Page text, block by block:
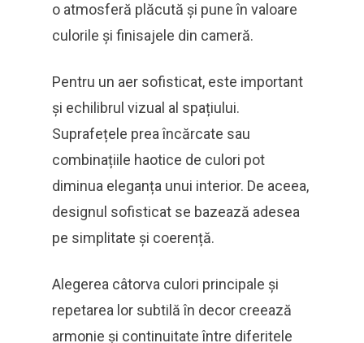
o atmosferă plăcută și pune în valoare
culorile și finisajele din cameră.
Pentru un aer sofisticat, este important
și echilibrul vizual al spațiului.
Suprafețele prea încărcate sau
combinațiile haotice de culori pot
diminua eleganța unui interior. De aceea,
designul sofisticat se bazează adesea
pe simplitate și coerență.
Alegerea câtorva culori principale și
repetarea lor subtilă în decor creează
armonie și continuitate între diferitele